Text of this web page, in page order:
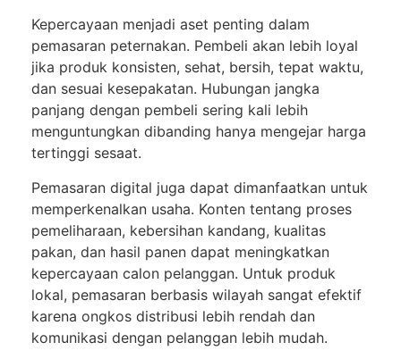
Kepercayaan menjadi aset penting dalam
pemasaran peternakan. Pembeli akan lebih loyal
jika produk konsisten, sehat, bersih, tepat waktu,
dan sesuai kesepakatan. Hubungan jangka
panjang dengan pembeli sering kali lebih
menguntungkan dibanding hanya mengejar harga
tertinggi sesaat.
Pemasaran digital juga dapat dimanfaatkan untuk
memperkenalkan usaha. Konten tentang proses
pemeliharaan, kebersihan kandang, kualitas
pakan, dan hasil panen dapat meningkatkan
kepercayaan calon pelanggan. Untuk produk
lokal, pemasaran berbasis wilayah sangat efektif
karena ongkos distribusi lebih rendah dan
komunikasi dengan pelanggan lebih mudah.